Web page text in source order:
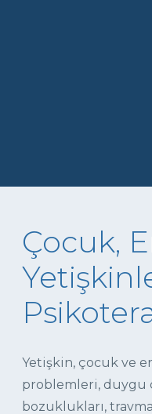
Çocuk,
Yetişkin, çocuk ve
problemleri, duygu
bozuklukları,